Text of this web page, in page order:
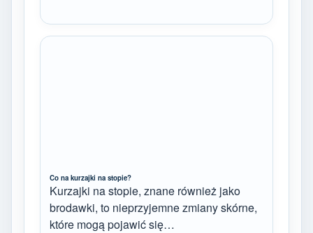
Co na kurzajki na stopie?
Kurzajki na stopie, znane również jako
brodawki, to nieprzyjemne zmiany skórne,
które mogą pojawić się…